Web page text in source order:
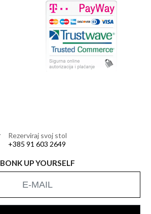
Rezerviraj svoj stol
+385 91 603 2649
BONK UP YOURSELF